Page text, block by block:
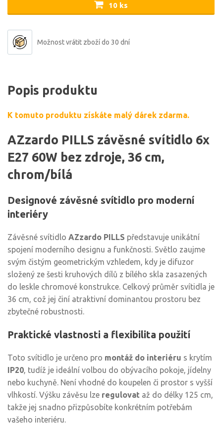
10 ks
Možnost vrátit zboží do 30 dní
Popis produktu
K tomuto produktu získáte malý dárek zdarma.
AZzardo PILLS závěsné svítidlo 6x
E27 60W bez zdroje, 36 cm,
chrom/bílá
Designové závěsné svítidlo pro moderní
interiéry
Závěsné svítidlo AZzardo PILLS představuje unikátní
spojení moderního designu a funkčnosti. Světlo zaujme
svým čistým geometrickým vzhledem, kdy je difuzor
složený ze šesti kruhových dílů z bílého skla zasazených
do leskle chromové konstrukce. Celkový průměr svítidla je
36 cm, což jej činí atraktivní dominantou prostoru bez
zbytečné robustnosti.
Praktické vlastnosti a flexibilita použití
Toto svítidlo je určeno pro montáž do interiéru s krytím
IP20, tudíž je ideální volbou do obývacího pokoje, jídelny
nebo kuchyně. Není vhodné do koupelen či prostor s vyšší
vlhkostí. Výšku závěsu lze regulovat až do délky 125 cm,
takže jej snadno přizpůsobíte konkrétním potřebám
vašeho interiéru.